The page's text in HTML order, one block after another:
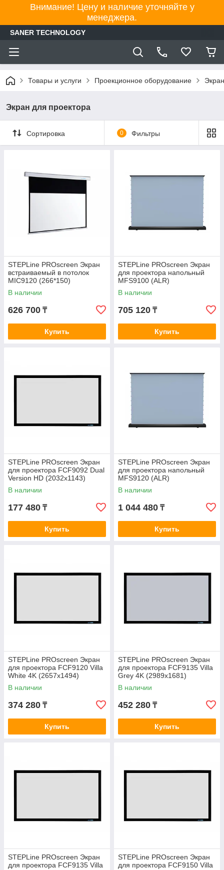
Внимание! Цену и наличие уточняйте у
менеджера.
SANER TECHNOLOGY
Товары и услуги Проекционное оборудование
Экран для проектора
Сортировка 0 Фильтры
STEPLine PROscreen Экран
встраиваемый в потолок
MIC9120 (266*150)
В наличии
626 700 ₸
Купить
STEPLine PROscreen Экран
для проектора напольный
MFS9100 (ALR)
В наличии
705 120 ₸
Купить
STEPLine PROscreen Экран
для проектора FCF9092 Dual
Version HD (2032х1143)
В наличии
177 480 ₸
Купить
STEPLine PROscreen Экран
для проектора напольный
MFS9120 (ALR)
В наличии
1 044 480 ₸
Купить
STEPLine PROscreen Экран
для проектора FCF9120 Villa
White 4K (2657х1494)
В наличии
374 280 ₸
Купить
STEPLine PROscreen Экран
для проектора FCF9135 Villa
Grey 4K (2989х1681)
В наличии
452 280 ₸
Купить
STEPLine PROscreen Экран
для проектора FCF9135 Villa
STEPLine PROscreen Экран
для проектора FCF9150 Villa